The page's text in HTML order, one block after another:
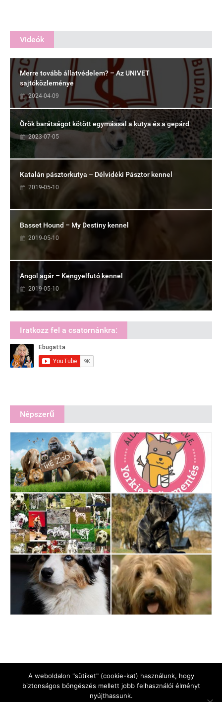
Videók
Merre tovább állatvédelem? – Az UNIVET
sajtóközleménye
2024-04-09
Örök barátságot kötött egymással a kutya és a gepárd
2023-07-05
Katalán pásztorkutya – Délvidéki Pásztor kennel
2019-05-10
Basset Hound – My Destiny kennel
2019-05-10
Angol agár – Kengyelfutó kennel
2019-05-10
Iratkozz fel a csatornánkra:
Népszerű
A weboldalon "sütiket" (cookie-kat) használunk, hogy
biztonságos böngészés mellett jobb felhasználói élményt
nyújthassunk.